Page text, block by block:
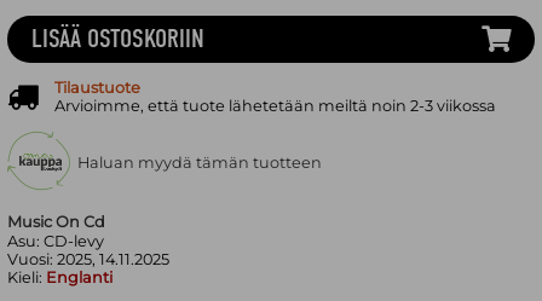
Music On Cd
Asu:CD-levy
Vuosi:2025, 14.11.2025
Kieli: Englanti
LISÄÄ OSTOSKORIIN
Tilaustuote
Arvioimme, että tuote lähetetään meiltä noin 2-3 viikossa
Haluan myydä tämän tuotteen